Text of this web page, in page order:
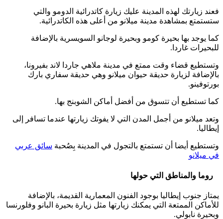
فعند زيارتك لهذه المدينة عليك زيارة كاتدرائية الدومو والتي
ستستمتع بمشاهدة مدينة ميلانو من أعلى هذه الكاتدرائية.
كما يوجد بها بحيرة كومو وبحيرة لوجانو السويسرية بالإضافة
للبحيرات غاردا.
وتستطيع قضاء وقت ممتع في مدينة ملاهي جاردا لاند بفيرونا،
بالإضافة لزيارة حديقة حيوان ميلانو وهي حديقة سفاري بارك
بورتوفينو.
كما تستطيع أن تتسوق من أفضل أماكن الشوبنج بها.
وتعد ميلانو من أجمل المدن التي لا يفوتك زيارتها عندما تسافر إلى
إيطاليا.
وتستطيع أيضا أن تستمتع بالتجول في المدينة بِصُحبة سائق عربي
في ميلانو
روما والمناطق التي حولها
يمتاز جنوب إيطاليا بوجود الفنون المعمارية القديمة، بالإضافة
للأماكن الممتعة التي يمكنك زيارتها مثل زيارة بحيرة البانو وفلورنسا
وبحيرة نابولي.